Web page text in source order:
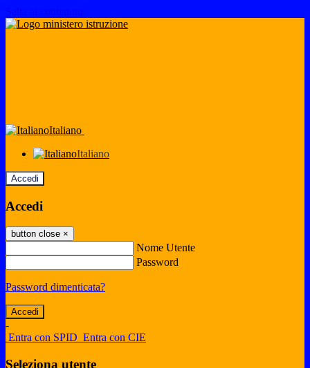
Italiano
Italiano
Accedi
Accedi
button close ×
Nome Utente
Password
Password dimenticata?
-
Entra con SPID Entra con CIE
Seleziona utente